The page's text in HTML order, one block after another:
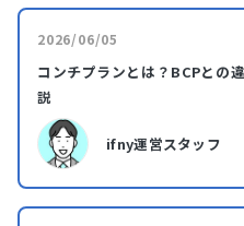
2026/06/05
コンチプランとは？BCPとの
説
ifny運営スタッフ